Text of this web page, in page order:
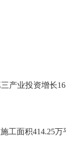
产业投资增长
工面积414.25